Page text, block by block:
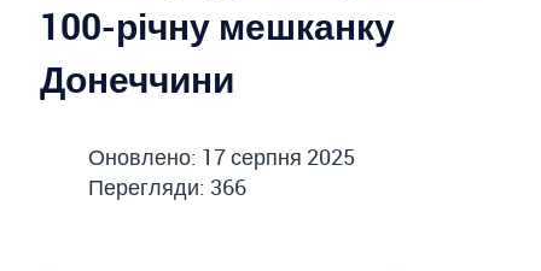
100-річну мешканку
Донеччини
Оновлено: 17 серпня 2025
Перегляди: 366